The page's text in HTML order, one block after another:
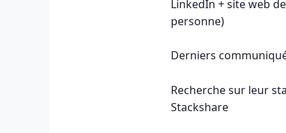
LinkedIn + site web
personne)
Derniers
Recherche sur leur
Stackshare